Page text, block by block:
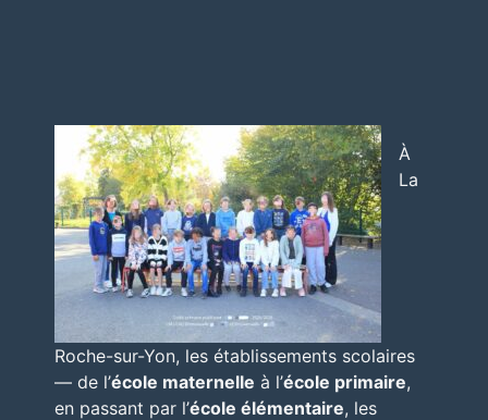
À
La
Roche-sur-Yon, les établissements scolaires
— de l’école maternelle à l’école primaire,
en passant par l’école élémentaire, les